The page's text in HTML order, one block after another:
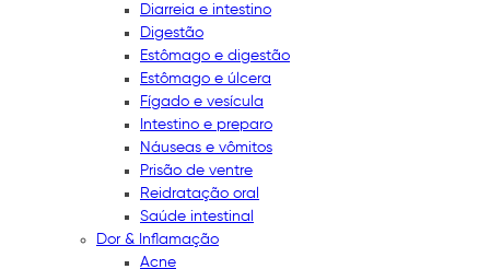
Diarreia e intestino
Digestão
Estômago e digestão
Estômago e úlcera
Fígado e vesícula
Intestino e preparo
Náuseas e vômitos
Prisão de ventre
Reidratação oral
Saúde intestinal
Dor & Inflamação
Acne